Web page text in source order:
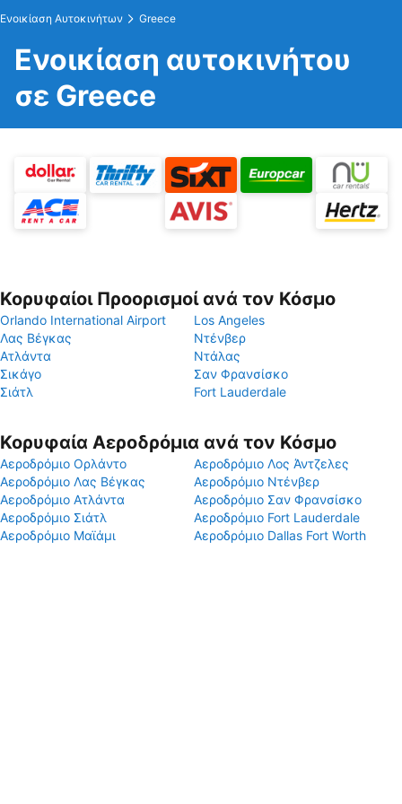
Ενοικίαση Αυτοκινήτων Greece
Ενοικίαση αυτοκινήτου
σε Greece
Κορυφαίοι Προορισμοί ανά τον Κόσμο
Orlando International Airport
Los Angeles
Λας Βέγκας
Ντένβερ
Ατλάντα
Ντάλας
Σικάγο
Σαν Φρανσίσκο
Σιάτλ
Fort Lauderdale
Κορυφαία Αεροδρόμια ανά τον Κόσμο
Αεροδρόμιο Ορλάντο
Αεροδρόμιο Λος Άντζελες
Αεροδρόμιο Λας Βέγκας
Αεροδρόμιο Ντένβερ
Αεροδρόμιο Ατλάντα
Αεροδρόμιο Σαν Φρανσίσκο
Αεροδρόμιο Σιάτλ
Αεροδρόμιο Fort Lauderdale
Αεροδρόμιο Μαϊάμι
Αεροδρόμιο Dallas Fort Worth